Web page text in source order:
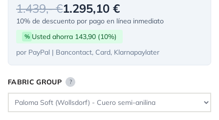
1.439,- €1.295,10 €
10% de descuento por pago en línea inmediato
% Usted ahorra 143,90 (10%)
por PayPal | Bancontact, Card, Klarnapaylater
FABRIC GROUP ?